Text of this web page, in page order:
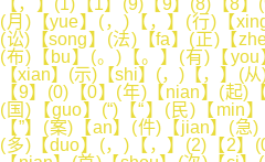
【，】(1)【1】(9)【9】(8)【8
(月)【yue】(，)【，】(行)【
(讼)【song】(法)【fa】(正)【
(布)【bu】(。)【。】(有)【
【xian】(示)【shi】(，)【，】(
【9】(0)【0】(年)【nian】(起)
(国)【guo】(“)【“】(民)【min
【”】(案)【an】(件)【jian】(急
(多)【duo】(，)【，】(2)【2】